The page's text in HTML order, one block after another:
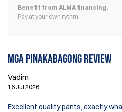
Benefit from ALMA financing.
Pay at your own rythm.
Mga pinakabagong review
Vadim
16 Jul 2026
Excellent quality pants, exactly